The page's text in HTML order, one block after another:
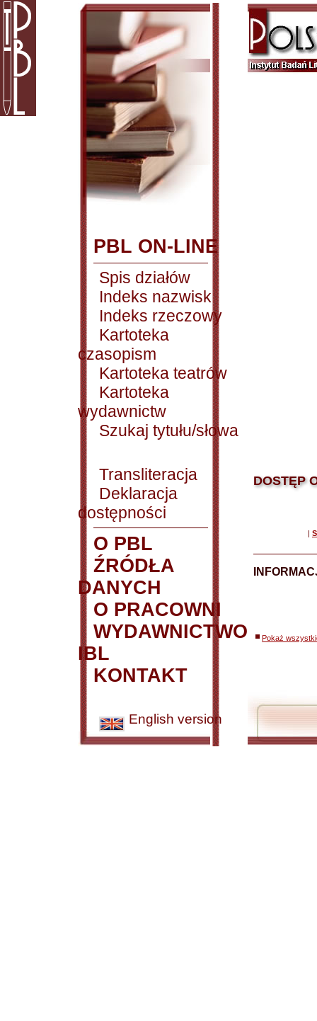
PBL ON-LINE
Spis działów
Indeks nazwisk
Indeks rzeczowy
Kartoteka
czasopism
Kartoteka teatrów
Kartoteka
wydawnictw
Szukaj tytułu/słowa
Transliteracja
Deklaracja
dostępności
O PBL
ŹRÓDŁA
DANYCH
O PRACOWNI
WYDAWNICTWO
IBL
KONTAKT
English version
DOSTĘP
|
Pokaż